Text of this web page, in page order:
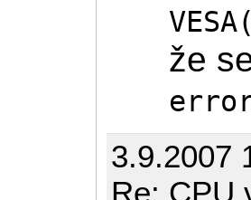
že
3.9.2007
Re: CPU